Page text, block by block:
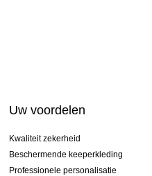
Uw voordelen
Kwaliteit zekerheid
Beschermende keeperkleding
Professionele personalisatie